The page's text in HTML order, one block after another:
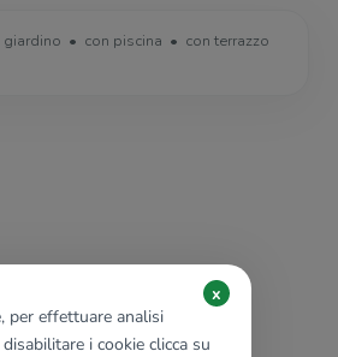
giardino con piscina
con terrazzo
per effettuare analisi
i cookie clicca su
x